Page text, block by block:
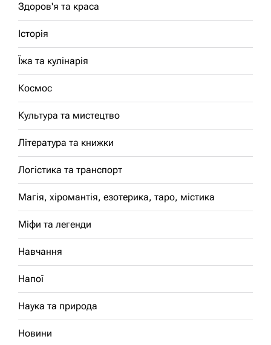
Здоров'я та краса
Історія
Їжа та кулінарія
Космос
Культура та мистецтво
Література та книжки
Логістика та транспорт
Магія, хіромантія, езотерика, таро, містика
Міфи та легенди
Навчання
Напої
Наука та природа
Новини